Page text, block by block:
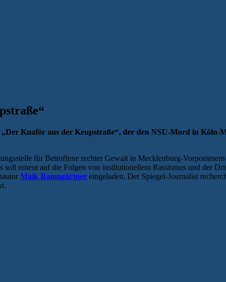
Kuaför aus der Keupstraße“, der den NSU-Mord in Köln-
für Betroffene rechter Gewalt in Mecklenburg-
erneut auf die Folgen von institutionellem Rassismus und der
Maik Baumgärtner eingeladen. Der Spiegel-Journalist